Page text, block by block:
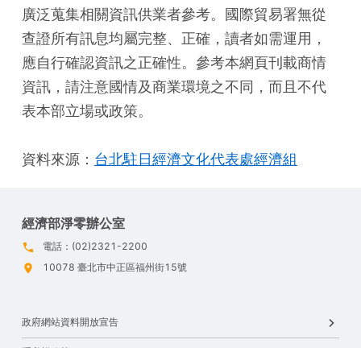
廣泛蒐集相關資訊供業者參考。國際貿易署無從
查證所有訊息均屬完整、正確，讀者如需運用，
應自行確認資訊之正確性。參考本網頁刊載商情
資訊，請注意國情及商業環境之不同，而且不代
表本部立場或政策。
資料來源： 台北駐日經濟文化代表處經濟組
經濟部淨零辦公室
電話：(02)2321-2200
10078 臺北市中正區福州街15號
政府網站資料開放宣告